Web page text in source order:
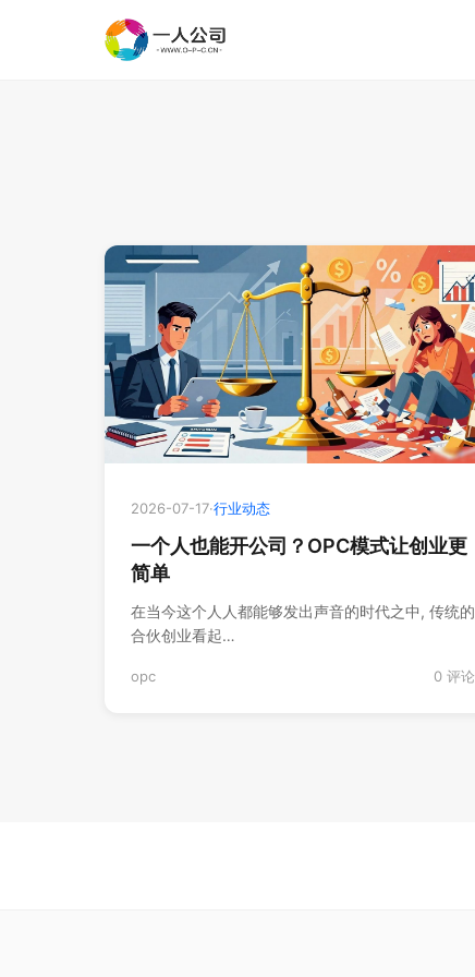
2026-07-17·行业动态
一个人也能开公司？OPC模式让创业更
简单
在当今这个人人都能够发出声音的时代之中, 传统的
合伙创业看起…
opc 0 评论